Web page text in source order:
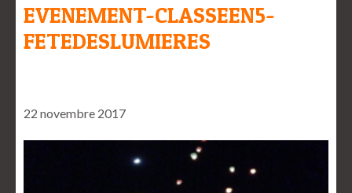
EVENEMENT-CLASSEEN5-
FETEDESLUMIERES
22 novembre 2017